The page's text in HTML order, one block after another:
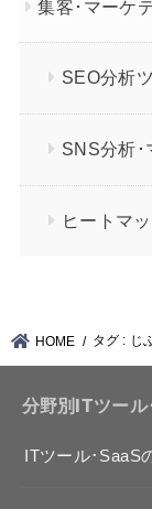
集客･マーケ
SEO分析
SNS分析･
ヒートマ
HOME タグ : じ
分野別ITツール
ITツール･SaaS